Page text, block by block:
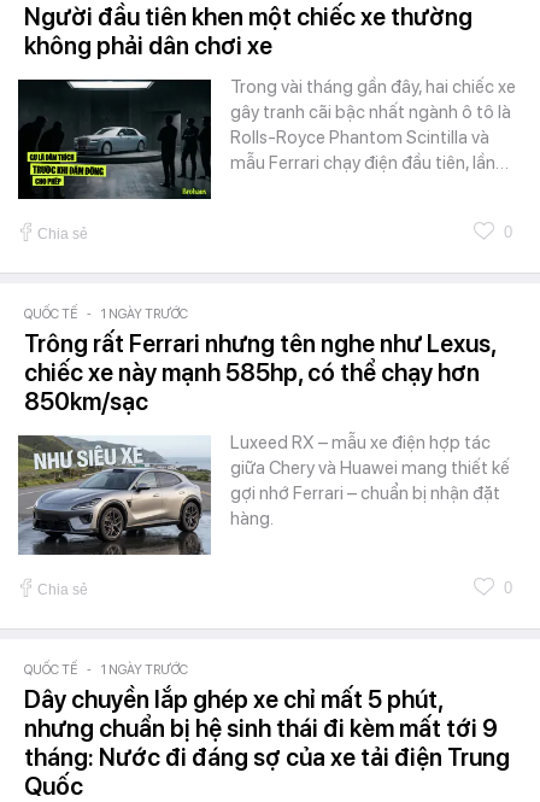
Người đầu tiên khen một chiếc xe thường
không phải dân chơi xe
Trong vài tháng gần đây, hai chiếc xe
gây tranh cãi bậc nhất ngành ô tô là
Rolls-Royce Phantom Scintilla và
mẫu Ferrari chạy điện đầu tiên, lần…
Chia sẻ 0
QUỐC TẾ - 1 NGÀY TRƯỚC
Trông rất Ferrari nhưng tên nghe như Lexus,
chiếc xe này mạnh 585hp, có thể chạy hơn
850km/sạc
Luxeed RX – mẫu xe điện hợp tác
giữa Chery và Huawei mang thiết kế
gợi nhớ Ferrari – chuẩn bị nhận đặt
hàng.
Chia sẻ 0
QUỐC TẾ - 1 NGÀY TRƯỚC
Dây chuyền lắp ghép xe chỉ mất 5 phút,
nhưng chuẩn bị hệ sinh thái đi kèm mất tới 9
tháng: Nước đi đáng sợ của xe tải điện Trung
Quốc